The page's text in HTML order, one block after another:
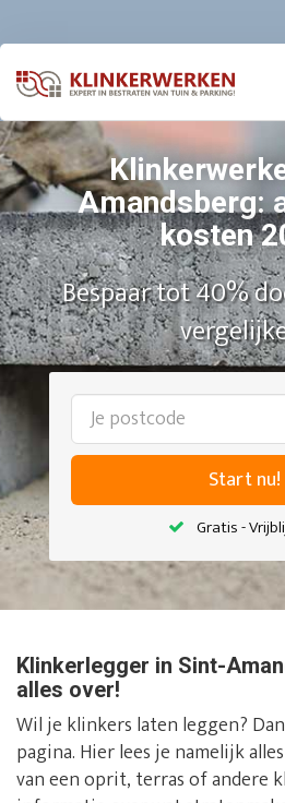
Amandsberg:
kosten
Bespaar tot 40%
Start nu!
Gratis -
Klinkerlegger in Sint-
alles over!
Wil je klinkers laten leggen?
pagina. Hier lees je namelijk
van een oprit, terras of andere